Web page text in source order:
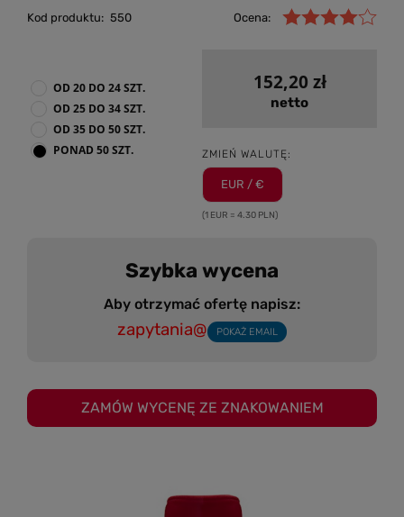
Kod produktu: 550 Ocena:
152,20 zł
netto
ZMIEŃ WALUTĘ:
EUR / €
(1 EUR = 4.30 PLN)
OD 20 DO 24 SZT.
OD 25 DO 34 SZT.
OD 35 DO 50 SZT.
PONAD 50 SZT.
Szybka wycena
Aby otrzymać ofertę napisz:
zapytania@ POKAŻ EMAIL
ZAMÓW WYCENĘ ZE ZNAKOWANIEM